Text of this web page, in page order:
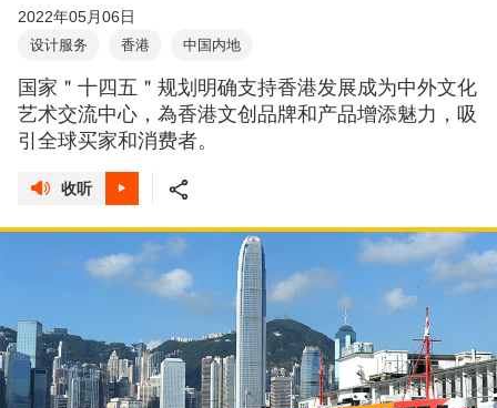
2022年05月06日
设计服务 香港 中国内地
国家＂十四五＂规划明确支持香港发展成为中外文化
艺术交流中心，為香港文创品牌和产品增添魅力，吸
引全球买家和消费者。
收听